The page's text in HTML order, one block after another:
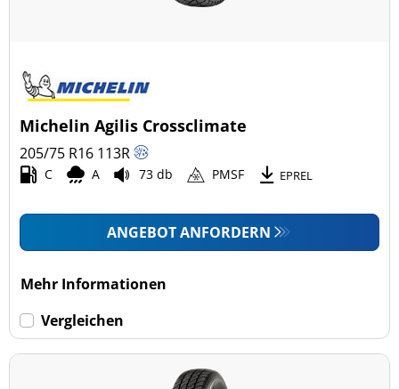
Michelin Agilis Crossclimate
205/75 R16 113R
C A 73 db PMSF EPREL
ANGEBOT ANFORDERN
Mehr Informationen
Vergleichen